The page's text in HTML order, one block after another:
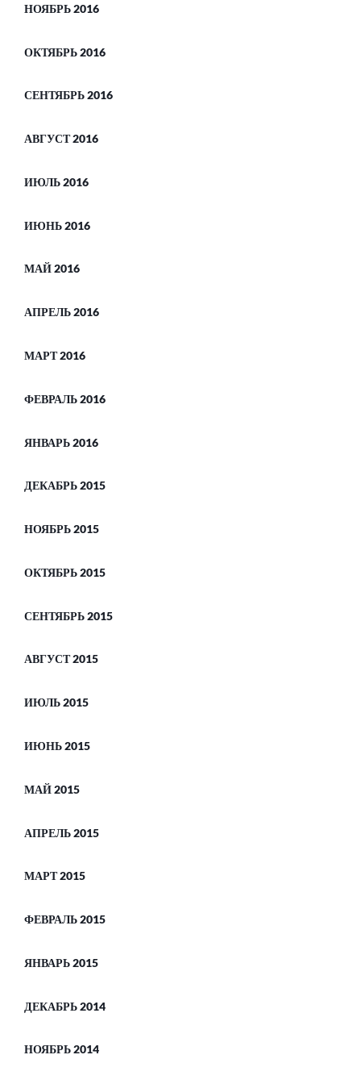
НОЯБРЬ 2016
ОКТЯБРЬ 2016
СЕНТЯБРЬ 2016
АВГУСТ 2016
ИЮЛЬ 2016
ИЮНЬ 2016
МАЙ 2016
АПРЕЛЬ 2016
МАРТ 2016
ФЕВРАЛЬ 2016
ЯНВАРЬ 2016
ДЕКАБРЬ 2015
НОЯБРЬ 2015
ОКТЯБРЬ 2015
СЕНТЯБРЬ 2015
АВГУСТ 2015
ИЮЛЬ 2015
ИЮНЬ 2015
МАЙ 2015
АПРЕЛЬ 2015
МАРТ 2015
ФЕВРАЛЬ 2015
ЯНВАРЬ 2015
ДЕКАБРЬ 2014
НОЯБРЬ 2014